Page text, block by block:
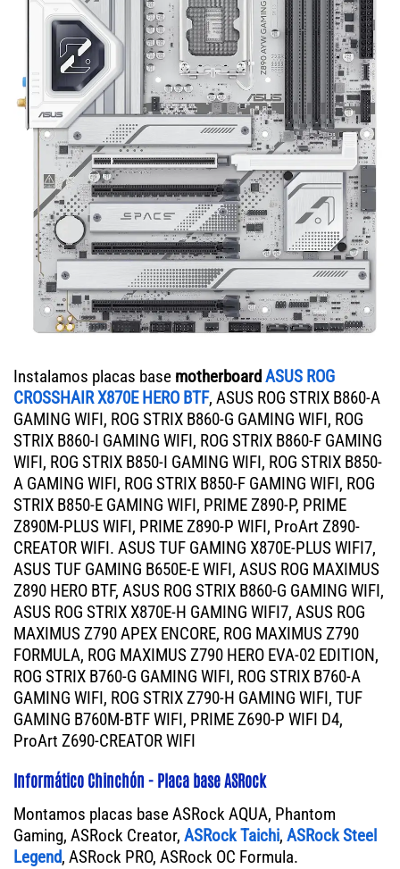
Instalamos placas base motherboardASUS ROG
CROSSHAIR X870E HERO BTF, ASUS ROG STRIX B860-A
GAMING WIFI, ROG STRIX B860-G GAMING WIFI, ROG
STRIX B860-I GAMING WIFI, ROG STRIX B860-F GAMING
WIFI, ROG STRIX B850-I GAMING WIFI, ROG STRIX B850-
A GAMING WIFI, ROG STRIX B850-F GAMING WIFI, ROG
STRIX B850-E GAMING WIFI, PRIME Z890-P, PRIME
Z890M-PLUS WIFI, PRIME Z890-P WIFI, ProArt Z890-
CREATOR WIFI. ASUS TUF GAMING X870E-PLUS WIFI7,
ASUS TUF GAMING B650E-E WIFI, ASUS ROG MAXIMUS
Z890 HERO BTF, ASUS ROG STRIX B860-G GAMING WIFI,
ASUS ROG STRIX X870E-H GAMING WIFI7, ASUS ROG
MAXIMUS Z790 APEX ENCORE, ROG MAXIMUS Z790
FORMULA, ROG MAXIMUS Z790 HERO EVA-02 EDITION,
ROG STRIX B760-G GAMING WIFI, ROG STRIX B760-A
GAMING WIFI, ROG STRIX Z790-H GAMING WIFI, TUF
GAMING B760M-BTF WIFI, PRIME Z690-P WIFI D4,
ProArt Z690-CREATOR WIFI
Informático Chinchón - Placa base ASRock
Montamos placas base ASRock AQUA, Phantom
Gaming, ASRock Creator, ASRock Taichi, ASRock Steel
Legend, ASRock PRO, ASRock OC Formula.